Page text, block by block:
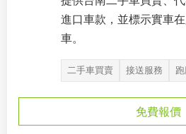
進口車款，並標示實車
車。
二手車買賣 接送服務
免費報價